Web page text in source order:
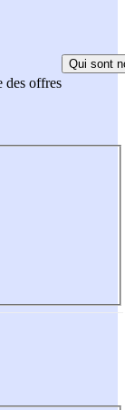
des offres
Qui sont